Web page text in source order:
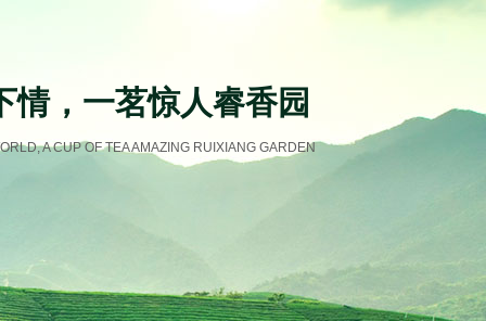
情，一茗惊人睿香园
A CUP OF TEA AMAZING RUIXIANG GARDEN